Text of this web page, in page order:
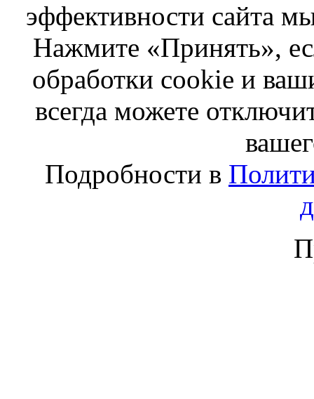
эффективности сайта
Нажмите «Принять»,
обработки cookie и
всегда можете
Подробности в